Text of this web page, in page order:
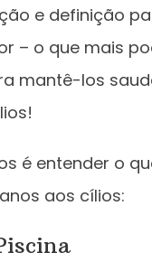
e definição
– o que mais
mantê-los
é entender o
aos cílios: